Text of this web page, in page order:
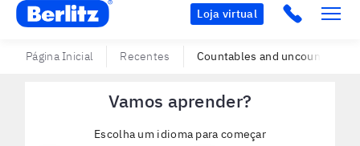
Berlitz BR Loja virtual Click to
Página Inicial Recentes Countables and
Vamos aprender?
Escolha um idioma para começar